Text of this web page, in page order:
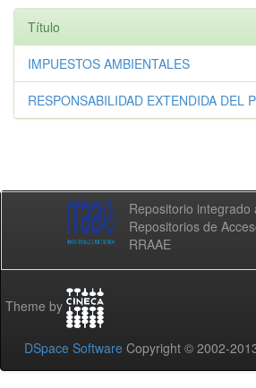
Título
IMPUESTOS AMBIENTALES
RESPONSABILIDAD EXTENDIDA DEL
Repositorio integrado
Repositorios de
RRAAE
Theme by
DSpace Software Copyright © 2002-